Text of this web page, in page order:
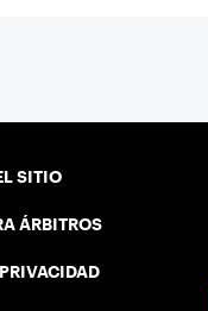
SITIO
ÁRBITROS